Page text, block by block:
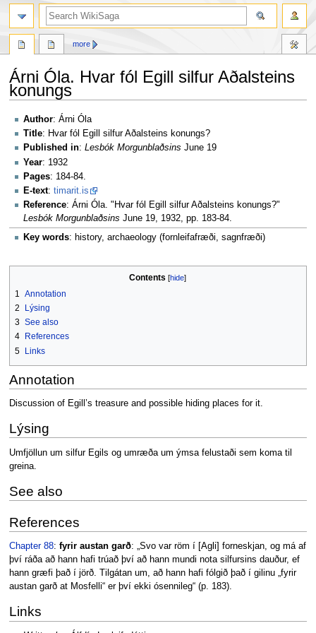
Árni Óla. Hvar fól Egill silfur Aðalsteins
konungs
Jump
to
navigation
Jump
to
search
Author: Árni Óla
Title: Hvar fól Egill silfur Aðalsteins konungs?
Published in: Lesbók Morgunblaðsins June 19
Year: 1932
Pages: 184-84.
E-text: timarit.is
Reference: Árni Óla. "Hvar fól Egill silfur Aðalsteins konungs?"
Lesbók Morgunblaðsins June 19, 1932, pp. 183-84.
Key words: history, archaeology (fornleifafræði, sagnfræði)
Contents
1
Annotation
2
Lýsing
3 See also
4
References
5 Links
Annotation
Discussion of Egill’s treasure and possible hiding places for it.
Lýsing
Umfjöllun um silfur Egils og umræða um ýmsa felustaði sem koma til
greina.
See also
References
Chapter 88: fyrir austan garð: „Svo var röm í [Agli] forneskjan, og má af
því ráða að hann hafi trúað því að hann mundi nota silfursins dauður, ef
hann græfi það í jörð. Tilgátan um, að hann hafi fólgið það í gilinu „fyrir
austan garð at Mosfelli“ er því ekki ósennileg“ (p. 183).
Links
more
search